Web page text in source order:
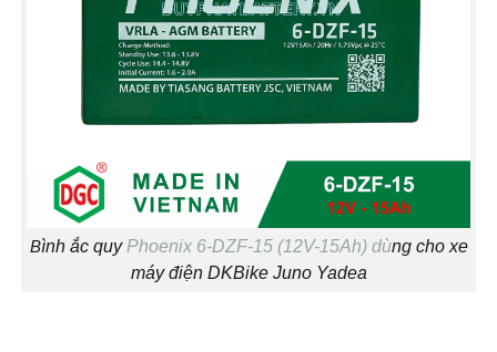
Bình ắc quyPhoenix 6-DZF-15 (12V-15Ah) dùngcho xe
máy điện DKBike Juno Yadea